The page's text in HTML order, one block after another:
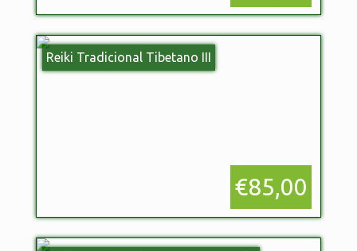
Reiki Tradicional Tibetano III
€85,00